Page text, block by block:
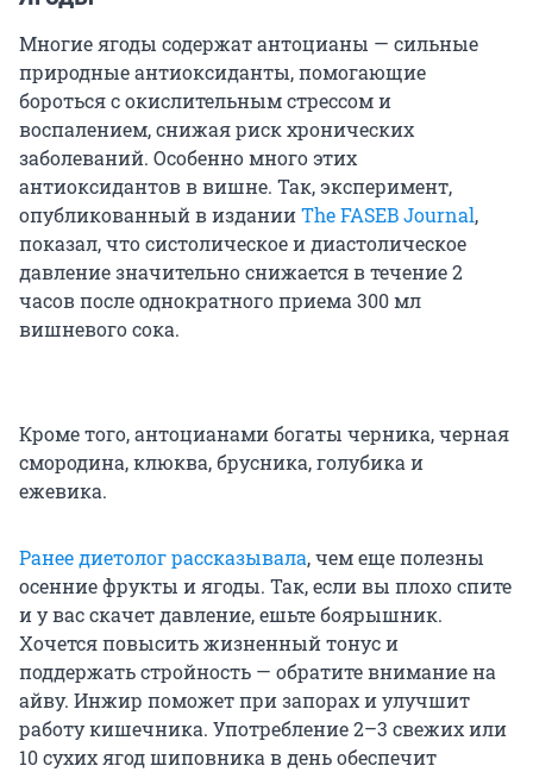
Многие ягоды содержат антоцианы — сильные
природные антиоксиданты, помогающие
бороться с окислительным стрессом и
воспалением, снижая риск хронических
заболеваний. Особенно много этих
антиоксидантов в вишне. Так, эксперимент,
опубликованный в изданииThe FASEB Journal,
показал, что систолическое и диастолическое
давление значительно снижается в течение 2
часов после однократного приема 300 мл
вишневого сока.
Кроме того, антоцианами богаты черника, черная
смородина, клюква, брусника, голубика и
ежевика.
Ранее диетолог рассказывала, чем еще полезны
осенние фрукты и ягоды. Так, если вы плохо спите
и у вас скачет давление, ешьте боярышник.
Хочется повысить жизненный тонус и
поддержать стройность — обратите внимание на
айву. Инжир поможет при запорах и улучшит
работу кишечника. Употребление 2–3 свежих или
10 сухих ягод шиповника в день обеспечит